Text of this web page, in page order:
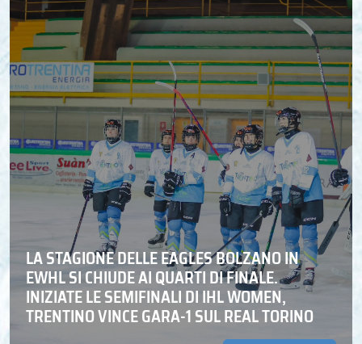
LA STAGIONE DELLE EAGLES BOLZANO IN
EWHL SI CHIUDE AI QUARTI DI FINALE.
INIZIATE LE SEMIFINALI DI IHL WOMEN,
TRENTINO VINCE GARA-1 SUL REAL TORINO